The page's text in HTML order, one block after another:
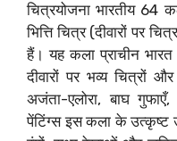
चित्रयोजना भारतीय 64
भित्ति चित्र (दीवारों पर
हैं। यह कला प्राचीन
दीवारों पर भव्य चित्रों
अजंता-एलोरा, बाघ
पेंटिंग्स इस कला के उत्कृष्ट